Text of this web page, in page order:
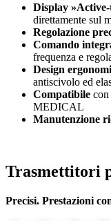
Display
direttamente sul
Regolazione
Comando
frequenza e
Design
antiscivolo ed
Compatibile
MEDICAL
Manutenzione
Trasmettitori
Precisi. Prestazioni